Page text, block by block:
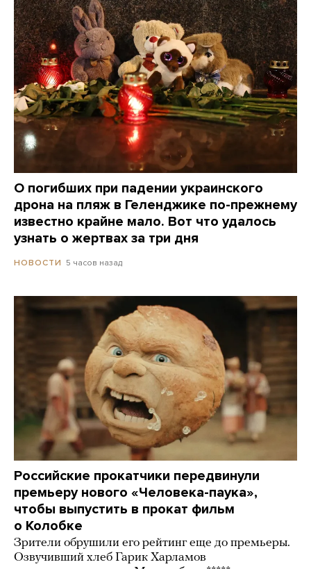
О погибших при падении украинского
дрона на пляж в Геленджике по-прежнему
известно крайне мало. Вот что удалось
узнать о жертвах за три дня
НОВОСТИ 5 часов назад
Российские прокатчики передвинули
премьеру нового «Человека-паука»,
чтобы выпустить в прокат фильм
о Колобке
Зрители обрушили его рейтинг еще до премьеры.
Озвучивший хлеб Гарик Харламов